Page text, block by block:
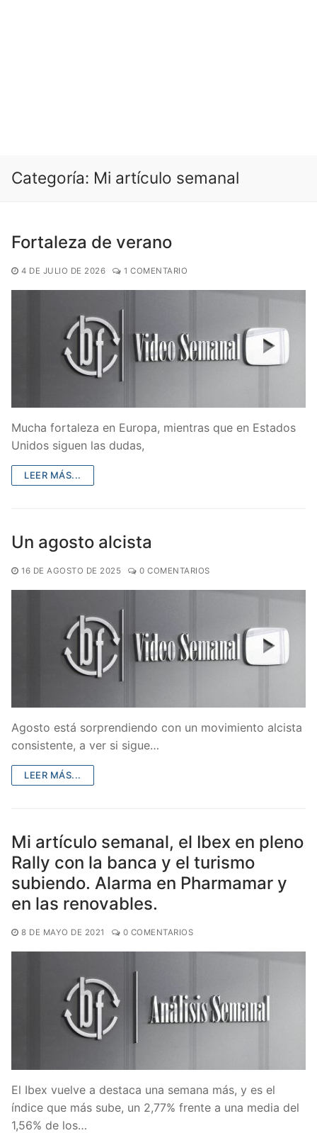
Categoría: Mi artículo semanal
Fortaleza de verano
4 DE JULIO DE 2026 1 COMENTARIO
Mucha fortaleza en Europa, mientras que en Estados
Unidos siguen las dudas,
LEER MÁS...
Un agosto alcista
16 DE AGOSTO DE 2025 0 COMENTARIOS
Agosto está sorprendiendo con un movimiento alcista
consistente, a ver si sigue…
LEER MÁS...
Mi artículo semanal, el Ibex en pleno
Rally con la banca y el turismo
subiendo. Alarma en Pharmamar y
en las renovables.
8 DE MAYO DE 2021 0 COMENTARIOS
El Ibex vuelve a destaca una semana más, y es el
índice que más sube, un 2,77% frente a una media del
1,56% de los…